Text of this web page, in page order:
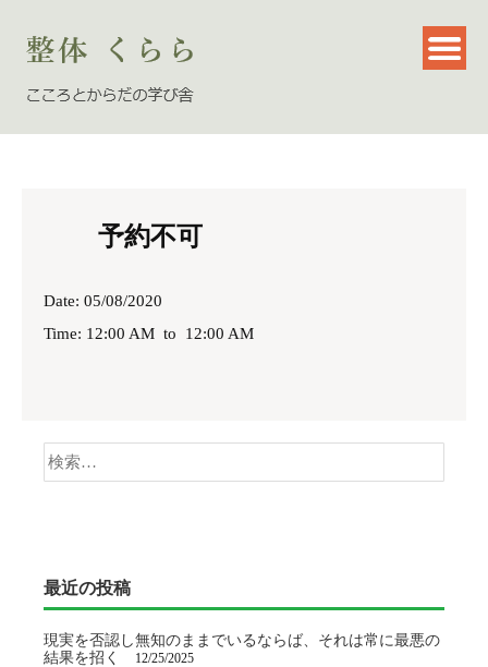
予約不可
Date: 05/08/2020
Time: 12:00 AM to 12:00 AM
索:
最近の投稿
現実を否認し無知のままでいるならば、それは常に最悪の
結果を招く
12/25/2025